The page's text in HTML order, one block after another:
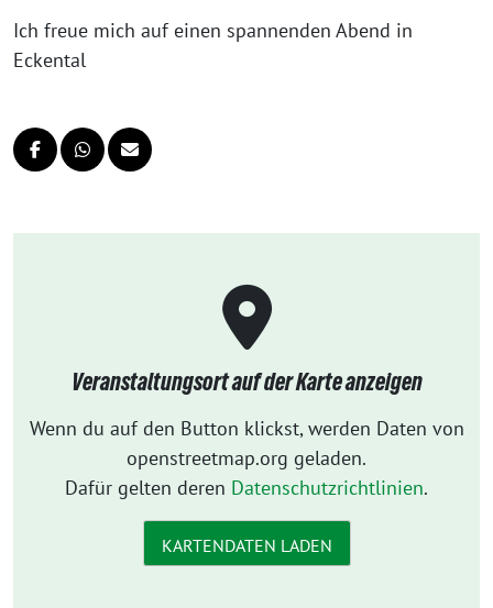
Ich freue mich auf einen spannenden Abend in
Eckental
Veranstaltungsort auf der Karte anzeigen
Wenn du auf den Button klickst, werden Daten von
openstreetmap.org geladen.
Dafür gelten deren Datenschutzrichtlinien.
KARTENDATEN LADEN